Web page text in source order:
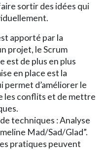
sortir des idées qui
apporté par la
projet, le Scrum
est de plus en plus
en place est la
permet d’améliorer le
les conflits et de mettre
techniques : Analyse
Mad/Sad/Glad”.
pratiques peuvent